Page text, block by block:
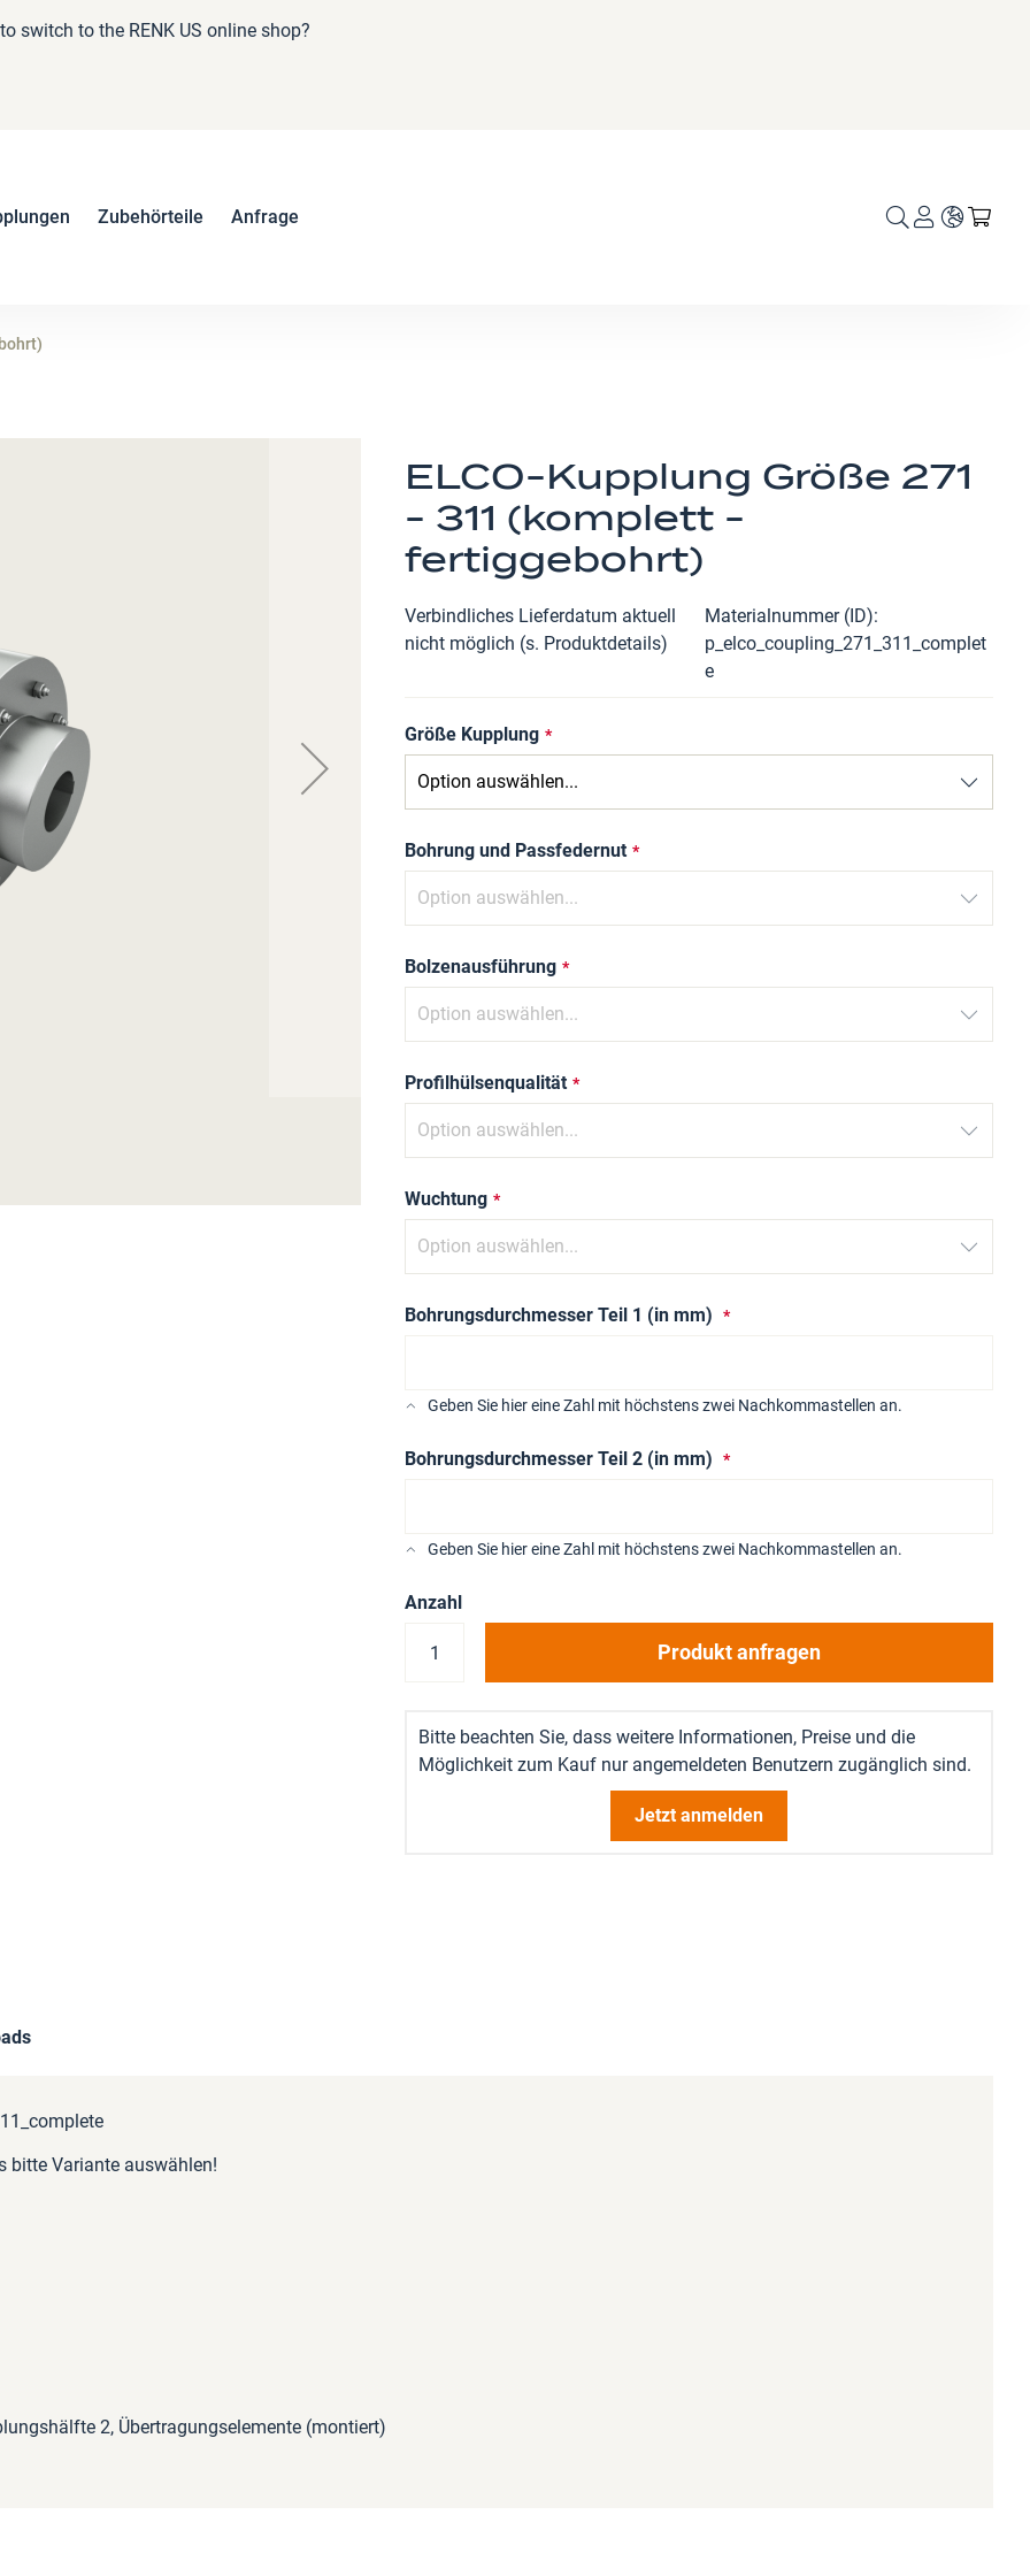
switch to the RENK US online shop?
Zubehörteile Anfrage Sprache
ELCO-Kupplung Größe 271
- 311 (komplett -
fertiggebohrt)
Verbindliches Lieferdatum aktuell
nicht möglich (s. Produktdetails)
Materialnummer (ID)
p_elco_coupling_271_311_complet
e
Größe Kupplung
Bohrung und Passfedernut
Bolzenausführung
Profilhülsenqualität
Wuchtung
Bohrungsdurchmesser Teil 1 (in mm)
Geben Sie hier eine Zahl mit höchstens zwei Nachkommastellen an.
Bohrungsdurchmesser Teil 2 (in mm)
Geben Sie hier eine Zahl mit höchstens zwei Nachkommastellen an.
Anzahl
Produkt anfragen
Bitte beachten Sie, dass weitere Informationen, Preise und die
Möglichkeit zum Kauf nur angemeldeten Benutzern zugänglich sind.
Jetzt anmelden
bitte Variante auswählen!
2, Übertragungselemente (montiert)